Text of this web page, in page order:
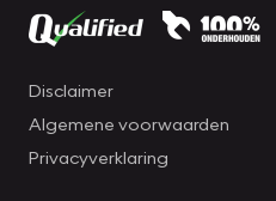
Disclaimer
Algemene voorwaarden
Privacyverklaring